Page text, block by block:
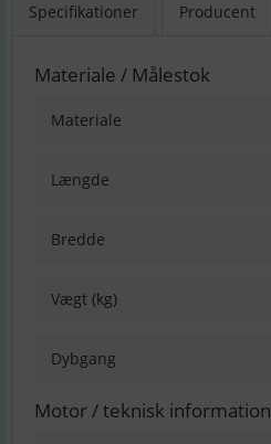
Specifikationer Producent
Materiale / Målestok
Materiale
Længde
Bredde
Vægt (kg)
Dybgang
Motor / teknisk information